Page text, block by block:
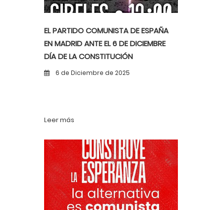
EL PARTIDO COMUNISTA DE ESPAÑA
EN MADRID ANTE EL 6 DE DICIEMBRE
DÍA DE LA CONSTITUCIÓN
6 de Diciembre de 2025
Leer más